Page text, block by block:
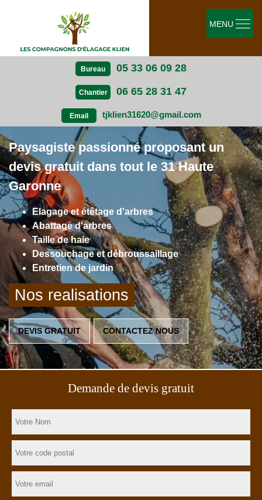
Bureau 05 33 06 09 28
Chantier 06 65 28 31 47
Email tjklien31620@gmail.com
MENU
Paysagiste passionné proposant un
devis gratuit dans tout le 31 Haute
Garonne
Elagage et étêtage d'arbres
Abattage d'arbres
Taille de haie
Dessouchage et débroussaillage
Entretien de jardin
Nos realisations
DEVIS GRATUIT CONTACTEZ NOUS
Demande de devis gratuit